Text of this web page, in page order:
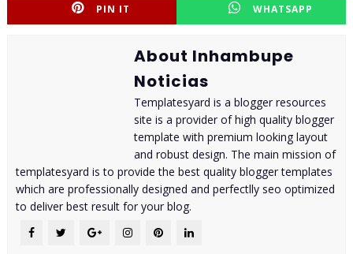
PIN IT WHATSAPP
About Inhambupe
Noticias
Templatesyard is a blogger resources
site is a provider of high quality blogger
template with premium looking layout
and robust design. The main mission of
templatesyard is to provide the best quality blogger templates
which are professionally designed and perfectlly seo optimized
to deliver best result for your blog.